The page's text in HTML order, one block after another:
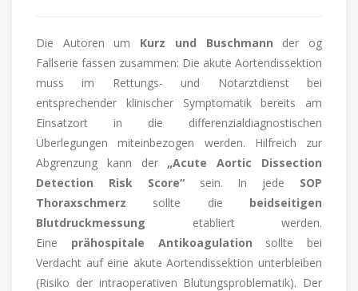
Die Autoren um Kurz und Buschmann der og
Fallserie fassen zusammen: Die akute Aortendissektion
muss im Rettungs- und Notarztdienst bei
entsprechender klinischer Symptomatik bereits am
Einsatzort in die differenzialdiagnostischen
Überlegungen miteinbezogen werden. Hilfreich zur
Abgrenzung kann der „Acute Aortic Dissection
Detection Risk Score“sein. In jede SOP
Thoraxschmerz sollte die beidseitigen
Blutdruckmessung etabliert werden.
Eine prähospitale Antikoagulation sollte bei
Verdacht auf eine akute Aortendissektion unterbleiben
(Risiko der intraoperativen Blutungsproblematik). Der